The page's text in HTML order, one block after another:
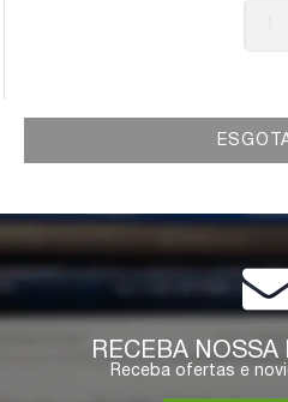
RECEBA NOSSA
Receba ofertas e